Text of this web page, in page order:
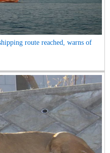
route reached, warns of